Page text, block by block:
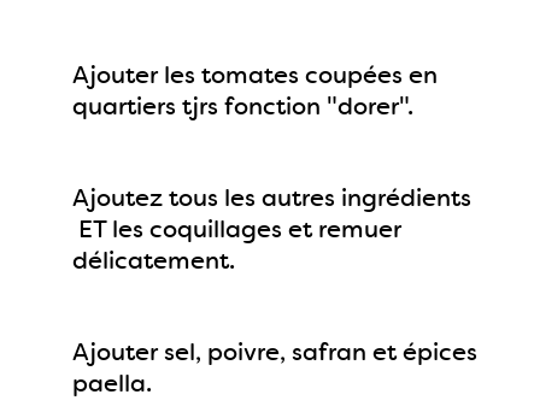
Ajouter les tomates coupées en
quartiers tjrs fonction "dorer".
Ajoutez tous les autres ingrédients
ET les coquillages et remuer
délicatement.
Ajouter sel, poivre, safran et épices
paella.